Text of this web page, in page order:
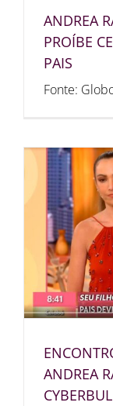
ANDREA
PROÍBE
PAIS
Fonte:
ANDREA